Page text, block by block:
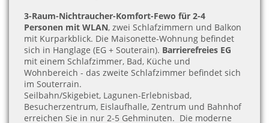
3-Raum-Nichtraucher-Komfort-Fewo für 2-4
Personen mit WLAN, zwei Schlafzimmern und Balkon
mit Kurparkblick. Die Maisonette-Wohnung befindet
sich in Hanglage (EG + Souterain). Barrierefreies EG
mit einem Schlafzimmer, Bad, Küche und
Wohnbereich - das zweite Schlafzimmer befindet sich
im Souterrain.
Seilbahn/Skigebiet, Lagunen-Erlebnisbad,
Besucherzentrum, Eislaufhalle, Zentrum und Bahnhof
erreichen Sie in nur 2-5 Gehminuten. Die moderne